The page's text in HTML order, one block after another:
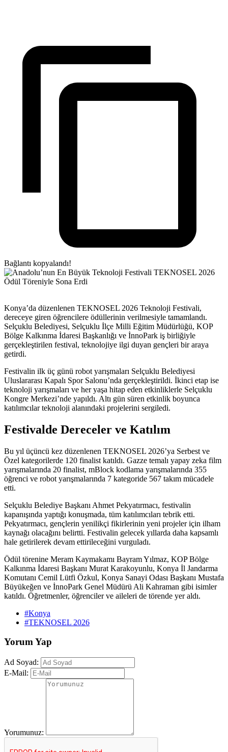
Bağlantı kopyalandı!
Konya’da düzenlenen TEKNOSEL 2026 Teknoloji Festivali,
dereceye giren öğrencilere ödüllerinin verilmesiyle tamamlandı.
Selçuklu Belediyesi, Selçuklu İlçe Milli Eğitim Müdürlüğü, KOP
Bölge Kalkınma İdaresi Başkanlığı ve İnnoPark iş birliğiyle
gerçekleştirilen festival, teknolojiye ilgi duyan gençleri bir araya
getirdi.
Festivalin ilk üç günü robot yarışmaları Selçuklu Belediyesi
Uluslararası Kapalı Spor Salonu’nda gerçekleştirildi. İkinci etap ise
teknoloji yarışmaları ve her yaşa hitap eden etkinliklerle Selçuklu
Kongre Merkezi’nde yapıldı. Altı gün süren etkinlik boyunca
katılımcılar teknoloji alanındaki projelerini sergiledi.
Festivalde Dereceler ve Katılım
Bu yıl üçüncü kez düzenlenen TEKNOSEL 2026’ya Serbest ve
Özel kategorilerde 120 finalist katıldı. Gazze temalı yapay zeka film
yarışmalarında 20 finalist, mBlock kodlama yarışmalarında 355
öğrenci ve robot yarışmalarında 7 kategoride 567 takım mücadele
etti.
Selçuklu Belediye Başkanı Ahmet Pekyatırmacı, festivalin
kapanışında yaptığı konuşmada, tüm katılımcıları tebrik etti.
Pekyatırmacı, gençlerin yenilikçi fikirlerinin yeni projeler için ilham
kaynağı olacağını belirtti. Festivalin gelecek yıllarda daha kapsamlı
hale getirilerek devam ettirileceğini vurguladı.
Ödül törenine Meram Kaymakamı Bayram Yılmaz, KOP Bölge
Kalkınma İdaresi Başkanı Murat Karakoyunlu, Konya İl Jandarma
Komutanı Cemil Lütfi Özkul, Konya Sanayi Odası Başkanı Mustafa
Büyükeğen ve İnnoPark Genel Müdürü Ali Kahraman gibi isimler
katıldı. Öğretmenler, öğrenciler ve aileleri de törende yer aldı.
#Konya
#TEKNOSEL 2026
Yorum Yap
Ad Soyad:
E-Mail:
Yorumunuz: